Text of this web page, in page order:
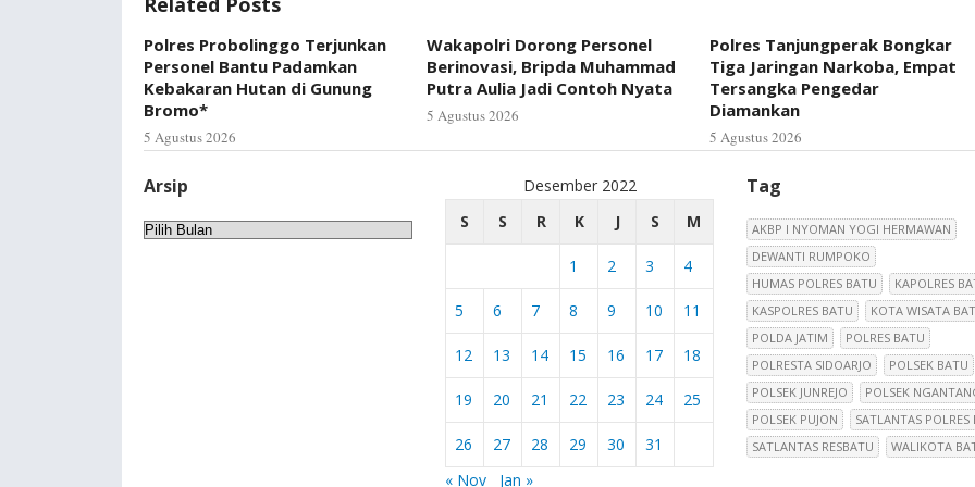
Polres Probolinggo Terjunkan
Personel Bantu Padamkan
Kebakaran Hutan di Gunung
Bromo*
5 Agustus 2026
Wakapolri Dorong Personel
Berinovasi, Bripda Muhammad
Putra Aulia Jadi Contoh Nyata
5 Agustus 2026
Polres Tanjungperak Bongkar
Tiga Jaringan Narkoba, Empat
Tersangka Pengedar
Diamankan
5 Agustus 2026
Arsip
Arsip
Desember 2022
S
S R K J S M
1 2 3 4
5 6 7 8 9 10 11
12 13 14 15 16 17 18
19 20 21 22 23 24 25
26 27 28 29 30
31
« Nov
Jan »
Tag
AKBP I NYOMAN YOGI HERMAWAN
DEWANTI RUMPOKO
HUMAS POLRES BATU
KAPOLRES
KASPOLRES BATU
KOTA WISATA
POLDA JATIM
POLRES BATU
POLRESTA SIDOARJO
POLSEK BATU
POLSEK JUNREJO
POLSEK
POLSEK PUJON
SATLANTAS POLRES
SATLANTAS RESBATU
WALIKOTA